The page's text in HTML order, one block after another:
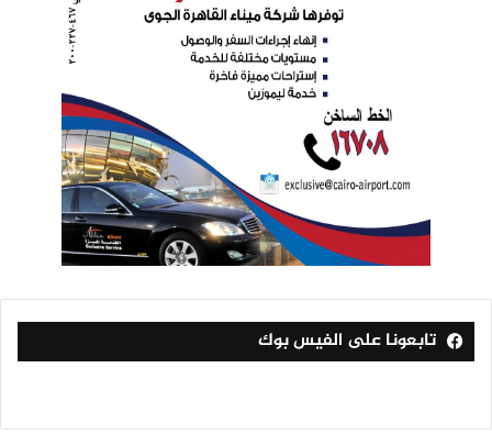
تابعونا على الفيس بوك